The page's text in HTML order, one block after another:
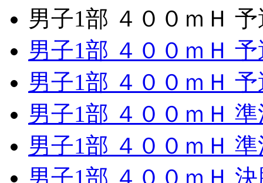
男子1部 ４００ｍＨ
男子1部 ４００ｍＨ
男子1部 ４００ｍＨ
男子1部 ４００ｍＨ
男子1部 ４００ｍＨ
男子1部 ４００ｍＨ